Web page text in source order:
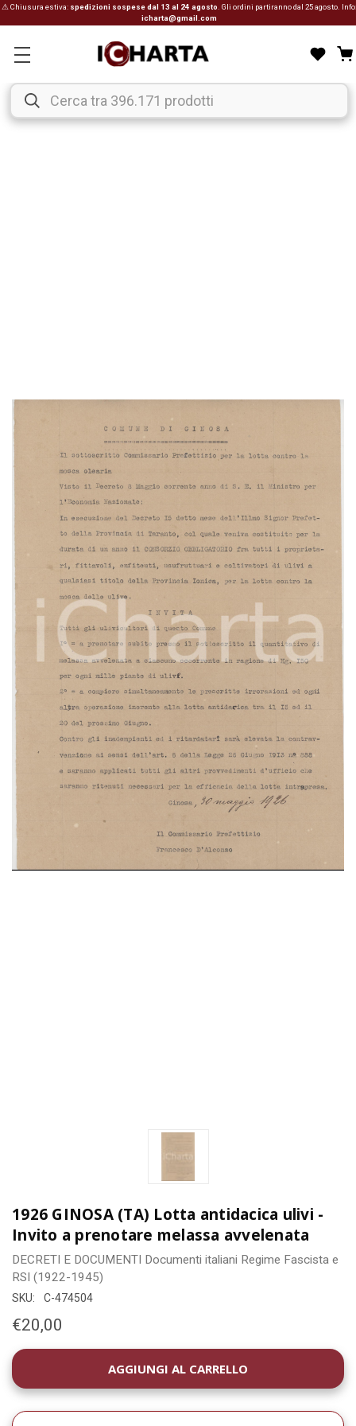
⚠ Chiusura estiva: spedizioni sospese dal 13 al 24 agosto . Gli ordini partiranno dal 25 agosto. Info:
icharta@gmail.com
1926 GINOSA (TA) Lotta antidacica ulivi -
Invito a prenotare melassa avvelenata
DECRETI E DOCUMENTI Documenti italiani Regime Fascista e
RSI (1922-1945)
SKU: C-474504
€20,00
DISPONIBILITÀ
ATTUALE: